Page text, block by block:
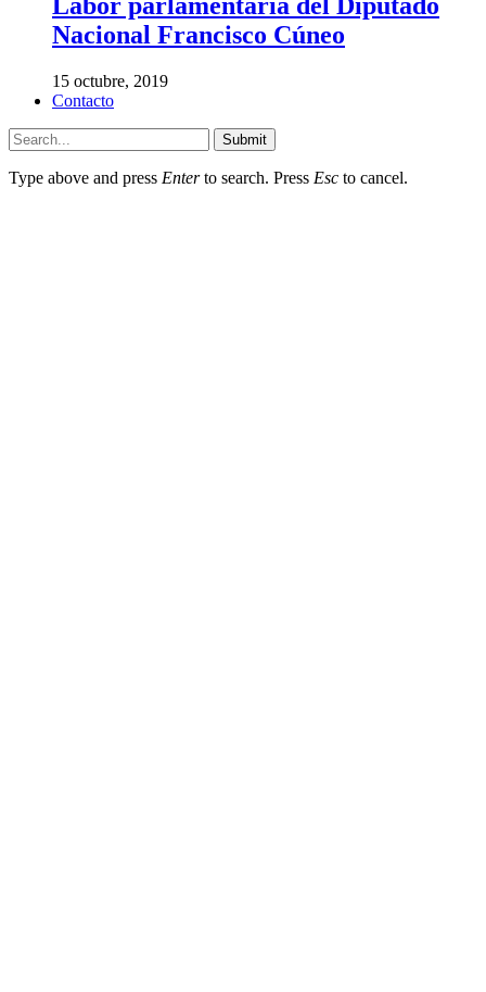
Nacional Francisco Cúneo
15 octubre, 2019
Contacto
Submit
Type above and press Enterto search. Press Esc to cancel.